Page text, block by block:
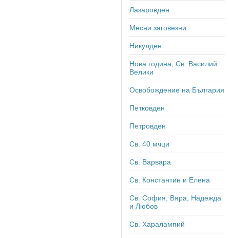
Лазаровден
Месни заговезни
Никулден
Нова година, Св. Василий
Велики
Освобождение на България
Петковден
Петровден
Св. 40 мчци
Св. Варвара
Св. Константин и Елена
Св. София, Вяра, Надежда
и Любов
Св. Харалампий